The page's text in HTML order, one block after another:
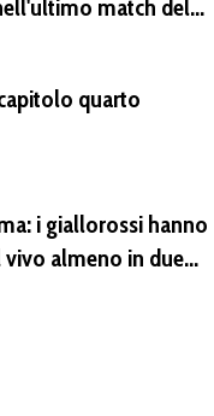
match del
e VIDEO)
quarto
i giallorossi hanno
vivo almeno in due
45 milioni